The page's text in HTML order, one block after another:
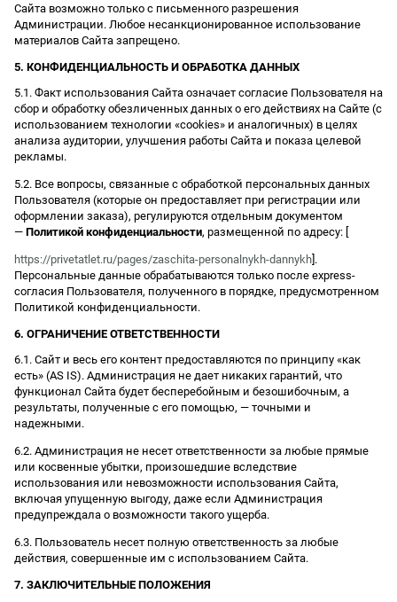
Сайта возможно только с письменного разрешения
Администрации. Любое несанкционированное использование
материалов Сайта запрещено.
5. КОНФИДЕНЦИАЛЬНОСТЬ И ОБРАБОТКА ДАННЫХ
5.1. Факт использования Сайта означает согласие Пользователя на
сбор и обработку обезличенных данных о его действиях на Сайте (с
использованием технологии «cookies» и аналогичных) в целях
анализа аудитории, улучшения работы Сайта и показа целевой
рекламы.
5.2. Все вопросы, связанные с обработкой персональных данных
Пользователя (которые он предоставляет при регистрации или
оформлении заказа), регулируются отдельным документом
— Политикой конфиденциальности, размещенной по адресу: [
https://privetatlet.ru/pages/zaschita-personalnykh-dannykh ].
Персональные данные обрабатываются только после express-
согласия Пользователя, полученного в порядке, предусмотренном
Политикой конфиденциальности.
6. ОГРАНИЧЕНИЕ ОТВЕТСТВЕННОСТИ
6.1. Сайт и весь его контент предоставляются по принципу «как
есть» (AS IS). Администрация не дает никаких гарантий, что
функционал Сайта будет бесперебойным и безошибочным, а
результаты, полученные с его помощью, — точными и
надежными.
6.2. Администрация не несет ответственности за любые прямые
или косвенные убытки, произошедшие вследствие
использования или невозможности использования Сайта,
включая упущенную выгоду, даже если Администрация
предупреждала о возможности такого ущерба.
6.3. Пользователь несет полную ответственность за любые
действия, совершенные им с использованием Сайта.
7. ЗАКЛЮЧИТЕЛЬНЫЕ ПОЛОЖЕНИЯ